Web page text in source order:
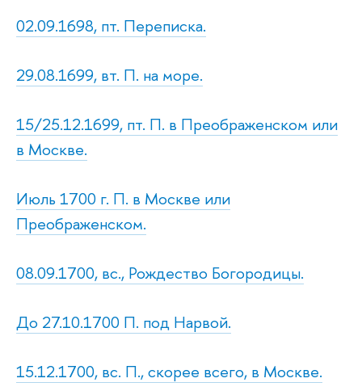
02.09.1698, пт. Переписка.
29.08.1699, вт. П. на море.
15/25.12.1699, пт. П. в Преображенском или
в Москве.
Июль 1700 г. П. в Москве или
Преображенском.
08.09.1700, вс., Рождество Богородицы.
До 27.10.1700 П. под Нарвой.
15.12.1700, вс. П., скорее всего, в Москве.